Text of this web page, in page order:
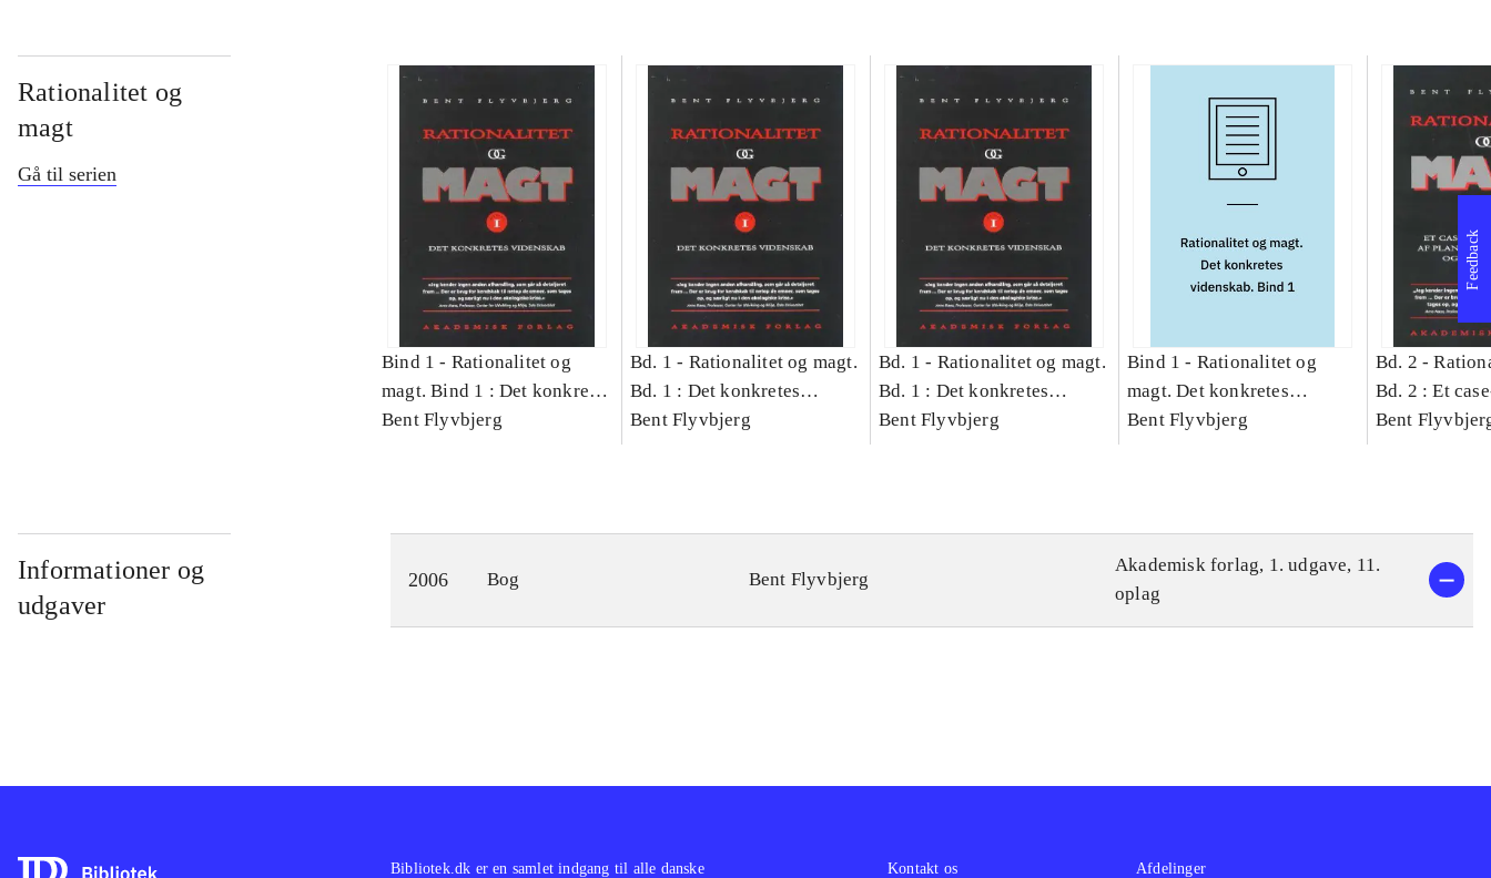
Rationalitet og
magt
Gå til serien
Bind 1 - Rationalitet og
magt. Bind 1 : Det konkretes
videnskab
Bent Flyvbjerg
Bd. 1 - Rationalitet og magt.
Bd. 1 : Det konkretes
videnskab
Bent Flyvbjerg
Bd. 1 - Rationalitet og magt.
Bd. 1 : Det konkretes
videnskab
Bent Flyvbjerg
Bind 1 - Rationalitet og
magt. Det konkretes
videnskab. Bind 1
Bent Flyvbjerg
Bd. 2 -
Bd. 2 : Et
studie af
Bent
Informationer og
udgaver
2006 Bog Bent Flyvbjerg
Akademisk forlag, 1. udgave, 11.
oplag
Feedback
Bibliotek.dk er en samlet indgang til alle danske Kontakt os Afdelinger